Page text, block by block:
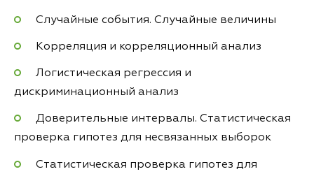
Случайные события. Случайные величины
Корреляция и корреляционный анализ
Логистическая регрессия и
дискриминационный анализ
Доверительные интервалы. Статистическая
проверка гипотез для несвязанных выборок
Статистическая проверка гипотез для